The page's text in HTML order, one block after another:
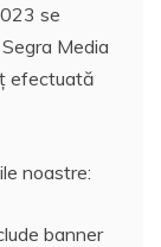
rt
aj
z
ă
se
Media
efectuată
noastre:
banner